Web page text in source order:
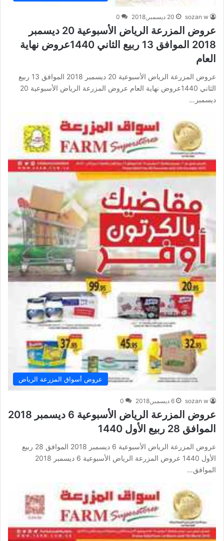
sozan w 20 ديسمبر,2018 0
عروض المزرعة الرياض الأسبوعية 20 ديسمبر
2018 الموافق 13 ربيع الثاني 1440عروض نهاية
العام
عروض المزرعة الرياض الأسبوعية 20 ديسمبر 2018 الموافق 13 ربيع
الثاني 1440عروض نهاية العام عروض المزرعة الرياض الأسبوعية 20
ديسمبر…
عروض أسواق المزرعة الرياض
sozan w 6 ديسمبر,2018 0
عروض المزرعة الرياض الأسبوعية 6 ديسمبر 2018
الموافق 28 ربيع الأول 1440
عروض المزرعة الرياض الأسبوعية 6 ديسمبر 2018 الموافق 28 ربيع
الأول 1440 عروض المزرعة الرياض الأسبوعية 6 ديسمبر 2018
الموافق…